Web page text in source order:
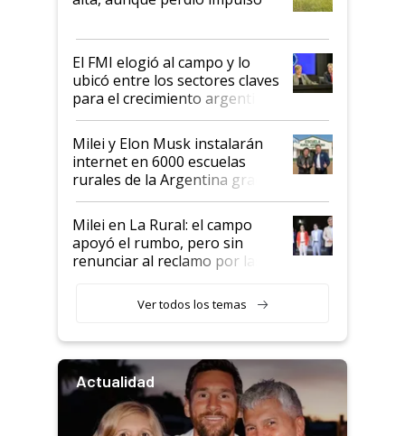
que de una dura crisis salió
de Milei
El FMI elogió al campo y lo
ubicó entre los sectores claves
para el crecimiento argentino
Milei y Elon Musk instalarán
internet en 6000 escuelas
rurales de la Argentina gracias
a un acuerdo con Starlink
Milei en La Rural: el campo
apoyó el rumbo, pero sin
renunciar al reclamo por las
Ver todos los temas
Actualidad